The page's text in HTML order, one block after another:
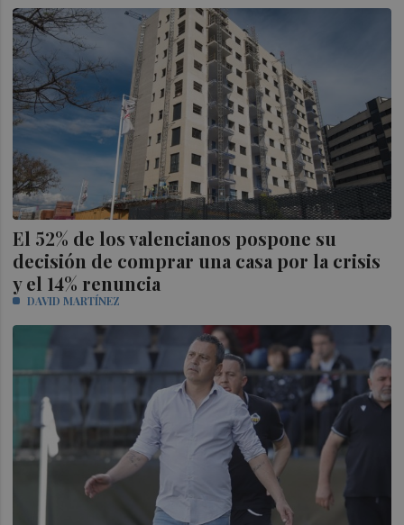
El 52% de los valencianos pospone su
decisión de comprar una casa por la crisis
y el 14% renuncia
DAVID MARTÍNEZ